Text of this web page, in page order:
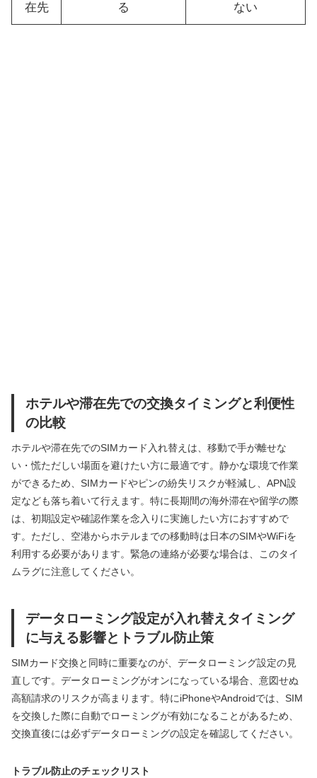
在先
る
ない
ホテルや滞在先での交換タイミングと利便性
の比較
ホテルや滞在先でのSIMカード入れ替えは、移動で手が離せな
い・慌ただしい場面を避けたい方に最適です。静かな環境で作業
ができるため、SIMカードやピンの紛失リスクが軽減し、APN設
定なども落ち着いて行えます。特に長期間の海外滞在や留学の際
は、初期設定や確認作業を念入りに実施したい方におすすめで
す。ただし、空港からホテルまでの移動時は日本のSIMやWiFiを
利用する必要があります。緊急の連絡が必要な場合は、このタイ
ムラグに注意してください。
データローミング設定が入れ替えタイミング
に与える影響とトラブル防止策
SIMカード交換と同時に重要なのが、データローミング設定の見
直しです。データローミングがオンになっている場合、意図せぬ
高額請求のリスクが高まります。特にiPhoneやAndroidでは、SIM
を交換した際に自動でローミングが有効になることがあるため、
交換直後には必ずデータローミングの設定を確認してください。
トラブル防止のチェックリスト